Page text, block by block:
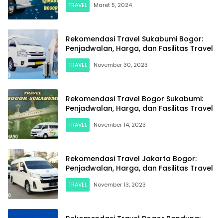
TRAVEL Maret 5, 2024
Rekomendasi Travel Sukabumi Bogor:
Penjadwalan, Harga, dan Fasilitas Travel
TRAVEL November 30, 2023
Rekomendasi Travel Bogor Sukabumi:
Penjadwalan, Harga, dan Fasilitas Travel
TRAVEL November 14, 2023
Rekomendasi Travel Jakarta Bogor:
Penjadwalan, Harga, dan Fasilitas Travel
TRAVEL November 13, 2023